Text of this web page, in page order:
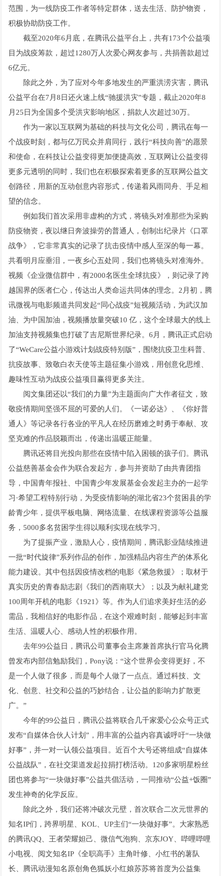
范围，为一线防疫工作者等特定群体，送去生活、防护物资，
积极协助防疫工作。
截至2020年6月底，在腾讯公益平台上，共有173个公益项
目为战疫筹款，超过1280万人次爱心网友参与，共捐善款超过
6亿元。
除此之外，为了应对今年多地发生的严重洪涝灾害，腾讯
公益平台在7月8日还火速上线“驰援洪灾”专题，截止2020年8
月25日为全国多个受洪灾影响地区，捐款人次超过30万。
作为一家以互联网为基础的科技与文化公司，腾讯在每一
个战疫时刻，都与亿万民众并肩同行，践行“科技向善”的愿景
和使命，在科技让公益变得更加便捷高效，互联网让公益变得
更多元透明的同时，我们也在积极探索着更多的互联网公益文
创路径，用新的互动创意内容形式，传递着风雨同舟、手足相
望的信念。
例如我们首次采用非虚构的方式，将镜头对准那些为采购
防疫物资，夜以继日奔波操劳的普通人，创制出纪录片《口罩
战争》，它非常真实的记录了抗击疫情中感人至深的每一幕。
共看明月应垂泪，一夜乡心五处同，我们也将镜头对准海外。
视频《企业微信群中，有2000名医生全球抗疫》，则记录了跨
越国界的医者仁心，传达出人类命运共同体的理念。2月初，腾
讯微视与电影频道共同发起“同心战疫”短视频活动，为武汉加
油、为中国加油，视频播放量突破10 亿，这个全球最大的线上
加油支持视频集也打破了吉尼斯世界纪录。6月，腾讯正式启动
了“WeCare公益小游戏计划战疫特别版”，围绕抗疫卫生科普、
抗疫故事、致敬白衣天使等主题征集小游戏，用创意化思维、
趣味性互动为战疫公益项目赢得更多关注。
阅文集团还以“我们的力量”为主题面向广大作者征文，致
敬疫情期间坚强不屈的可爱的人们。《一诺必达》、《你好普
通人》等记录各行各业的平凡人在经历磨难之时勇于奉献、攻
坚克难的作品脱颖而出，传递出温暖正能量。
腾讯还将目光投向那些在疫情中陷入困顿的孩子们。腾讯
公益慈善基金会作为联合发起方，参与并资助了由共青团指
导，中国青年报社、中国青少年发展基金会发起主办的一起学
习·希望工程特别行动，为受疫情影响的湖北省23个贫困县的学
龄青少年，提供平板电脑、网络流量、在线课程资源等公益服
务，5000多名贫困学生得以顺利实现在线学习。
为了提振产业，激励人心，疫情期间，腾讯影业陆续推进
一批“时代旋律”系列作品的创作，加强精品内容生产的体系化
能力建设。其中包括因疫情改档的电影《紧急救援》；取材于
真实历史的青春励志剧《我们的西南联大》；以及为献礼建党
100周年开机的电影《1921》等。作为人们追求美好生活的必
需品，我相信好的电影作品，在这个艰难时刻，能够起到丰富
生活、温暖人心、感动人性的积极作用。
去年99公益日，腾讯公司董事会主席兼首席执行官马化腾
曾发布内部信勉励我们，Pony说：“这个世界会变得更好，不
是一个人做了很多，而是每个人做了一点点。通过科技、文
化、创意、社交和公益的巧妙结合，让公益的影响力扩散更
广。”
今年的99公益日，腾讯公益将联合几千家爱心公众号正式
发布“自媒体合伙人计划”，用丰富的公益内容真诚呼吁“一块做
好事”，并一对一认领公益项目。近百个大号还将组成“自媒体
公益战队”，在社交渠道发起拉捐打榜活动。120多家明星粉丝
团也将参与“一块做好事”公益共倡活动，一同推动“公益+饭圈”
发生神奇的化学反应。
除此之外，我们还将冲破次元壁，首次联合二次元世界的
知名IP们，跨界明星、KOL、UP主们“一块做好事”。大家熟悉
的腾讯QQ、王者荣耀妲己、微信气泡狗、京东JOY、哔哩哔哩
小电视、阅文知名IP《全职高手》主角叶修、小红书的薯队
长、腾讯动漫知名原创角色狐妖小红娘苏苏将首度为公益集